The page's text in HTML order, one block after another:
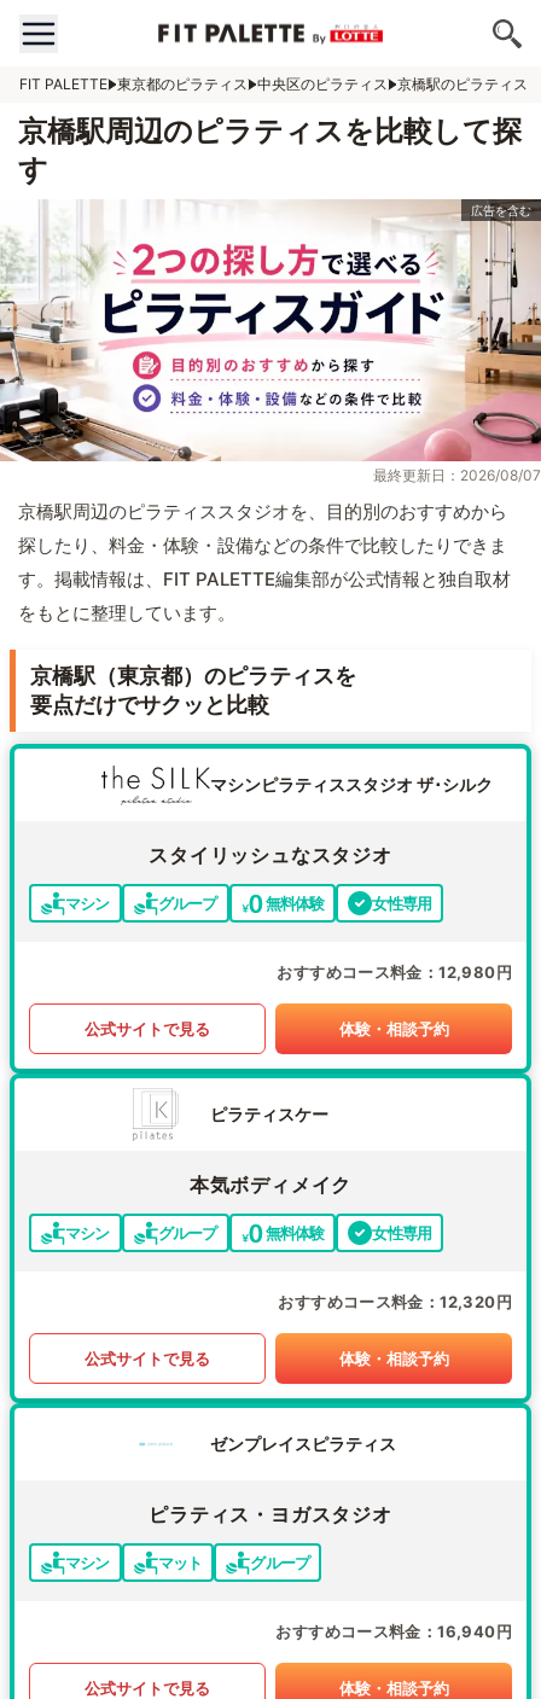
FIT PALETTE 東京都のピラティス 中央区のピラティス 京橋駅のピラティス
京橋駅周辺のピラティスを比較して探
す
最終更新日：2026/08/07
京橋駅周辺のピラティススタジオを、目的別のおすすめから
探したり、料金・体験・設備などの条件で比較したりできま
す。掲載情報は、FIT PALETTE編集部が公式情報と独自取材
をもとに整理しています。
京橋駅（東京都）のピラティスを
要点だけでサクッと比較
マシンピラティススタジオ ザ･シルク
スタイリッシュなスタジオ
マシン グループ 無料体験 女性専用
おすすめコース料金 12,980円
公式サイトで見る 体験・相談予約
ピラティスケー
本気ボディメイク
マシン グループ 無料体験 女性専用
おすすめコース料金 12,320円
公式サイトで見る 体験・相談予約
ゼンプレイスピラティス
ピラティス・ヨガスタジオ
マシン マット グループ
おすすめコース料金 16,940円
公式サイトで見る 体験・相談予約